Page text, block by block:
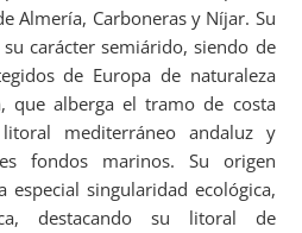
Almería, Carboneras y Níjar. Su
carácter semiárido, siendo de
de Europa de naturaleza
que alberga el tramo de costa
mediterráneo andaluz y
fondos marinos. Su origen
singularidad ecológica,
destacando su litoral de